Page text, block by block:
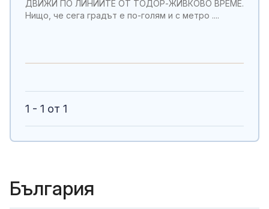
ДВИЖИ ПО ЛИНИИТЕ ОТ ТОДОР-ЖИВКОВО ВРЕМЕ.
Нищо, че сега градът е по-голям и с метро ....
1 - 1 от 1
България